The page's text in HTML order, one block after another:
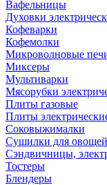
Вафельницы
Духовки
Кофеварки
Кофемолки
Микроволновые
Миксеры
Мультиварки
Мясорубки
Плиты газовые
Плиты
Соковыжималки
Сушилки для овощей
Сэндвичницы,
Тостеры
Блендеры